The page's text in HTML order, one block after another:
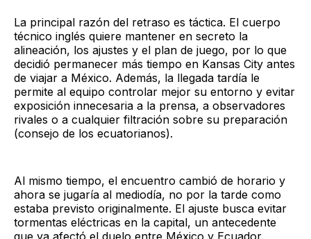
La principal razón del retraso es táctica. El cuerpo
técnico inglés quiere mantener en secreto la
alineación, los ajustes y el plan de juego, por lo que
decidió permanecer más tiempo en Kansas City antes
de viajar a México. Además, la llegada tardía le
permite al equipo controlar mejor su entorno y evitar
exposición innecesaria a la prensa, a observadores
rivales o a cualquier filtración sobre su preparación
(consejo de los ecuatorianos).
Al mismo tiempo, el encuentro cambió de horario y
ahora se jugaría al mediodía, no por la tarde como
estaba previsto originalmente. El ajuste busca evitar
tormentas eléctricas en la capital, un antecedente
que ya afectó el duelo entre México y Ecuador,